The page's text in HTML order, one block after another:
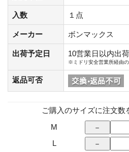
入数 １点
メーカー ボンマックス
出荷予定日 10営業日以内出荷
※ミドリ安全営業所経由の
返品可否
ご購入のサイズに注文数
M
L